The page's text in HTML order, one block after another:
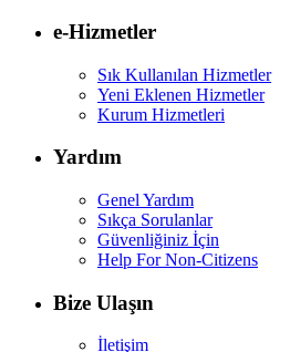
e-Hizmetler
Sık Kullanılan Hizmetler
Yeni Eklenen Hizmetler
Kurum Hizmetleri
Yardım
Genel Yardım
Sıkça Sorulanlar
Güvenliğiniz İçin
Help For Non-Citizens
Bize Ulaşın
İletişim